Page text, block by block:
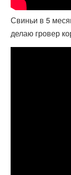
Свиньи в 5
делаю гровер